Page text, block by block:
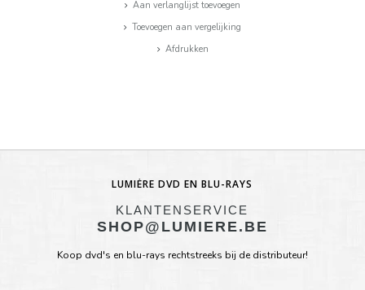
Aan verlanglijst toevoegen
Toevoegen aan vergelijking
Afdrukken
LUMIÈRE DVD EN BLU-RAYS
KLANTENSERVICE
SHOP@LUMIERE.BE
Koop dvd's en blu-rays rechtstreeks bij de distributeur!